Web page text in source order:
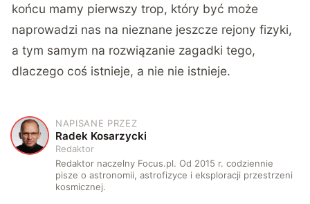
końcu mamy pierwszy trop, który być może
naprowadzi nas na nieznane jeszcze rejony fizyki,
a tym samym na rozwiązanie zagadki tego,
dlaczego coś istnieje, a nie nie istnieje.
R
NAPISANE PRZEZ
Radek Kosarzycki
Redaktor
Redaktor naczelny Focus.pl. Od 2015 r. codziennie
pisze o astronomii, astrofizyce i eksploracji przestrzeni
kosmicznej.